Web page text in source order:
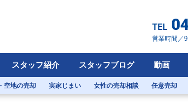
営業時間／
スタッフ紹介 スタッフブログ 動画
空地の売却 実家じまい 女性の売却相談 任意売却